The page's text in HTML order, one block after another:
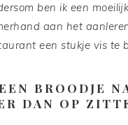
ben ik een
aan het
een stukje vis te
BROODJE
DAN OP